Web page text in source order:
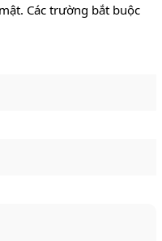
Các trường bắt buộc